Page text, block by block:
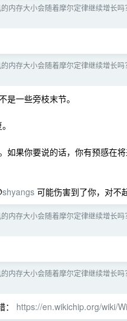
内存大小会随着摩尔定律继续增长
内存大小会随着摩尔定律继续增长
一些旁枝末节。
如果你要说的话，你有预感在
shyangs 可能伤害到了你，对不
内存大小会随着摩尔定律继续增长
内存大小会随着摩尔定律继续增长
： https://en.wikichip.org/wiki/